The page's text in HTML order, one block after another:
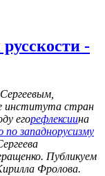
-
института стран
егорефлексиина
по западнорусизму
Публикуем
Фролова.